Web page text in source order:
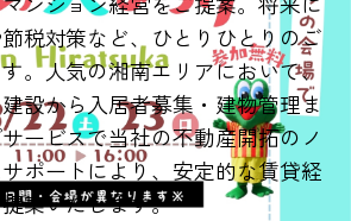
税対策など、ひとりひとりのご
。人気の湘南エリアにおいて、
設から入居者募集・建物管理ま
ービスで当社の不動産開拓のノ
ポートにより、安定的な賃貸経
案いたします。